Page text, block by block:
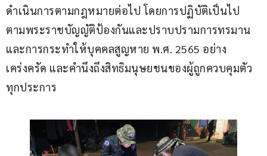
ดำเนินการตามกฎหมายต่อไป โดยการปฏิบัติเป็นไป
ตามพระราชบัญญัติป้องกันและปราบปรามการทรมาน
และการกระทำให้บุคคลสูญหาย พ.ศ. 2565 อย่าง
เคร่งครัด และคำนึงถึงสิทธิมนุษยชนของผู้ถูกควบคุมตัว
ทุกประการ